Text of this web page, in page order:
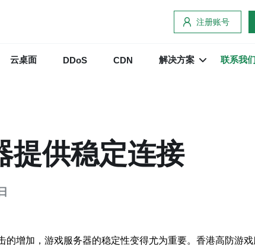
注册账号
云桌面 DDoS CDN 解决方案 联系我们
提供稳定连接
增加，游戏服务器的稳定性变得尤为重要。香港高防游